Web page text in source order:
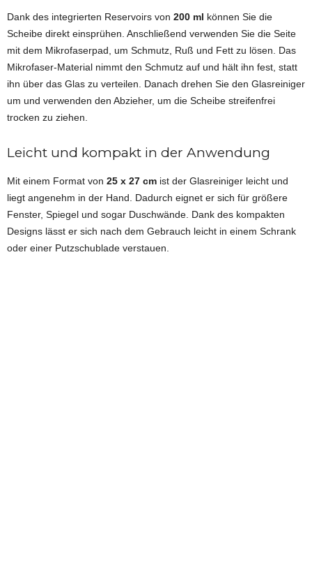
Dank des integrierten Reservoirs von 200 ml können Sie die
Scheibe direkt einsprühen. Anschließend verwenden Sie die Seite
mit dem Mikrofaserpad, um Schmutz, Ruß und Fett zu lösen. Das
Mikrofaser-Material nimmt den Schmutz auf und hält ihn fest, statt
ihn über das Glas zu verteilen. Danach drehen Sie den Glasreiniger
um und verwenden den Abzieher, um die Scheibe streifenfrei
trocken zu ziehen.
Leicht und kompakt in der Anwendung
Mit einem Format von 25 x 27 cm ist der Glasreiniger leicht und
liegt angenehm in der Hand. Dadurch eignet er sich für größere
Fenster, Spiegel und sogar Duschwände. Dank des kompakten
Designs lässt er sich nach dem Gebrauch leicht in einem Schrank
oder einer Putzschublade verstauen.